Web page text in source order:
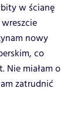
w ścianę
nowy
co
Nie miałam o
zatrudnić